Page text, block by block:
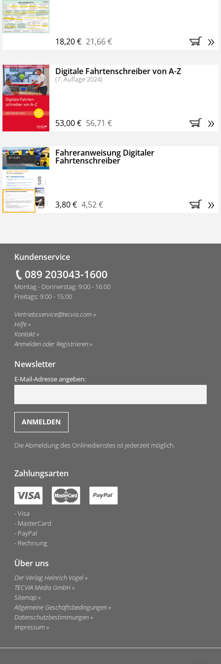
Bestellen Sie jetzt das VerkehrsRundschau Profipaket im
Kennenlern-Abo für zwei Monate (inkl. der derzeitig
Monaten brauchen Sie nichts weiter tun, das
Abonnement endet automatisch, es entstehen keine
weiteren Verpflichtungen.
18,20 € 21,66 € »
Digitale Fahrtenschreiber von A-Z
(7. Auflage 2024)
53,00 € 56,71 € »
Fahreranweisung Digitaler
Fahrtenschreiber
3,80 € 4,52 € »
Kundenservice
089 203043-1600
Montag - Donnerstag: 9:00 - 16:00
Freitags: 9:00 - 15:00
Vertriebsservice@tecvia.com
Hilfe
Kontakt
Anmelden oder Registrieren
Newsletter
E-Mail-Adresse angeben:
Die Abmeldung des Onlinedienstes ist jederzeit möglich.
Zahlungsarten
Visa
MasterCard
PayPal
Rechnung
Über uns
Der Verlag Heinrich Vogel
TECVIA Media GmbH
Sitemap
Allgemeine Geschäftsbedingungen
Datenschutzbestimmungen
Impressum